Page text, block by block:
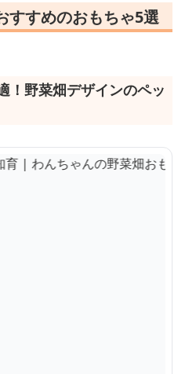
すすめのおもちゃ5選
！野菜畑デザインのペッ